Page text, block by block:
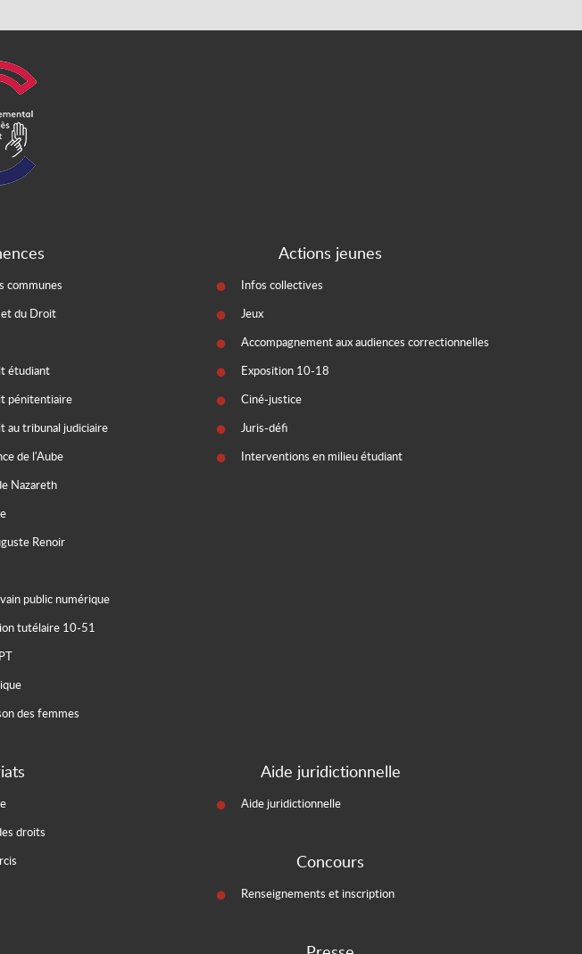
communes
et du Droit
étudiant
pénitentiaire
au tribunal judiciaire
de l'Aube
Nazareth
Renoir
public numérique
tutélaire 10-51
des femmes
Actions jeunes
Infos collectives
Jeux
Accompagnement aux audiences correctionnelles
Exposition 10-18
Ciné-justice
Juris-défi
Interventions en milieu étudiant
droits
Aide juridictionnelle
Aide juridictionnelle
Concours
Renseignements et inscription